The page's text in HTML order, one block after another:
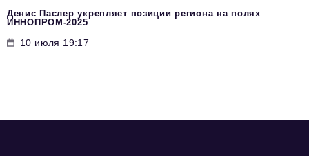
Денис Паслер укрепляет позиции региона на полях
ИННОПРОМ-2025
10 июля 19:17